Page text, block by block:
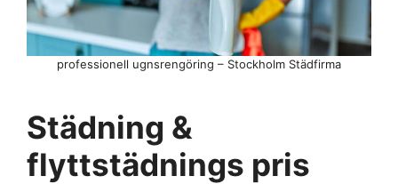
professionell ugnsrengöring – Stockholm Städfirma
Städning &
flyttstädnings pris